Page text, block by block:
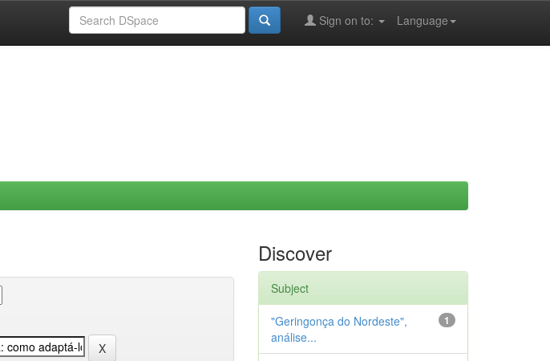
Language
Sign on to:
Discover
Subject
1
"Geringonça do Nordeste",
análise...